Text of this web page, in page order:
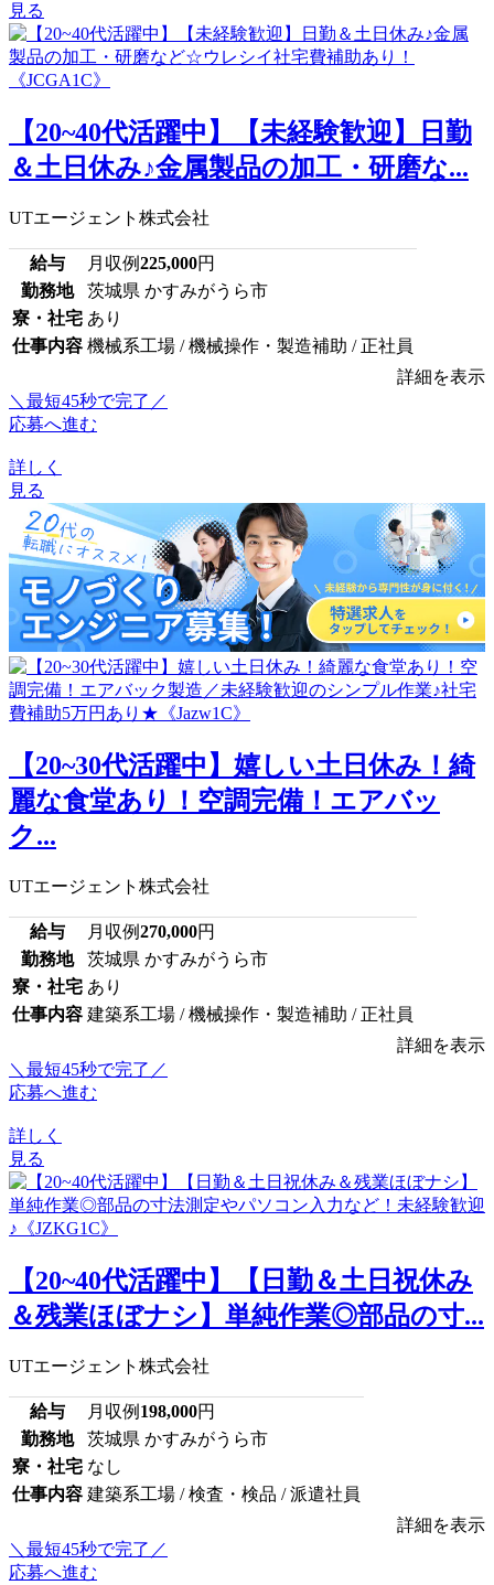
見る
【20~40代活躍中】【未経験歓迎】日勤
＆土日休み♪金属製品の加工・研磨な...
UTエージェント株式会社
給与 月収例225,000円
勤務地
茨城県 かすみがうら市
寮・社宅 あり
仕事内容 機械系工場 / 機械操作・製造補助 / 正社員
詳細を表示
＼最短45秒で完了／
応募へ進む
詳しく
見る
【20~30代活躍中】嬉しい土日休み！綺
麗な食堂あり！空調完備！エアバッ
ク...
UTエージェント株式会社
給与 月収例270,000円
勤務地
茨城県 かすみがうら市
寮・社宅 あり
仕事内容 建築系工場 / 機械操作・製造補助 / 正社員
詳細を表示
＼最短45秒で完了／
応募へ進む
詳しく
見る
【20~40代活躍中】【日勤＆土日祝休み
＆残業ほぼナシ】単純作業◎部品の寸...
UTエージェント株式会社
給与 月収例 198,000円
勤務地
茨城県 かすみがうら市
寮・社宅 なし
仕事内容 建築系工場 / 検査・検品 / 派遣社員
詳細を表示
＼最短45秒で完了／
応募へ進む